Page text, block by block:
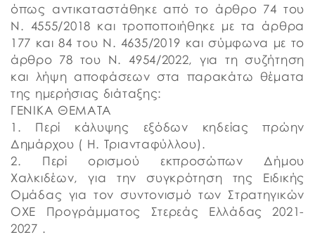
όπως αντικαταστάθηκε από το άρθρο 74 του
Ν. 4555/2018 και τροποποιήθηκε με τα άρθρα
177 και 84 του Ν. 4635/2019 και σύμφωνα με το
άρθρο 78 του Ν. 4954/2022, για τη συζήτηση
και λήψη αποφάσεων στα παρακάτω θέματα
της ημερήσιας διάταξης:
ΓΕΝΙΚΑ ΘΕΜΑΤΑ
1. Περί κάλυψης εξόδων κηδείας πρώην
Δημάρχου ( Η. Τριανταφύλλου).
2. Περί ορισμού εκπροσώπων Δήμου
Χαλκιδέων, για την συγκρότηση της Ειδικής
Ομάδας για τον συντονισμό των Στρατηγικών
ΟΧΕ Προγράμματος Στερεάς Ελλάδας 2021-
2027 .